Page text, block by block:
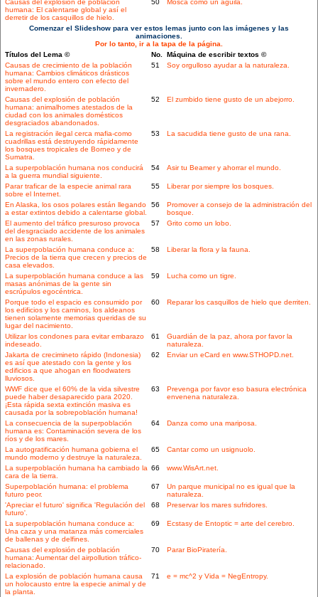
Causas del explosión de población
humana: El calentarse global y así el
derretir de los casquillos de hielo.
50 Mosca como un águila.
Comenzar el Slideshow para ver estos lemas junto con las imágenes y las
animaciones.
Por lo tanto, ir a la tapa de la página.
Títulos del Lema ©
No. Máquina de escribir textos ©
Causas de crecimiento de la población
humana: Cambios climáticos drásticos
sobre el mundo entero con efecto del
invernadero.
51 Soy orgulloso ayudar a la naturaleza.
Causas del explosión de población
humana: animalhomes atestados de la
ciudad con los animales domésticos
desgraciados abandonados.
52 El zumbido tiene gusto de un abejorro.
La registración ilegal cerca mafia-como
cuadrillas está destruyendo rápidamente
los bosques tropicales de Borneo y de
Sumatra.
53 La sacudida tiene gusto de una rana.
La superpoblación humana nos conducirá
a la guerra mundial siguiente.
54 Asir tu Beamer y ahorrar el mundo.
Parar traficar de la especie animal rara
sobre el Internet.
55 Liberar por siempre los bosques.
En Alaska, los osos polares están llegando
a estar extintos debido a calentarse global.
56
Promover a consejo de la administración del
bosque.
El aumento del tráfico presuroso provoca
del desgraciado accidente de los animales
en las zonas rurales.
57 Grito como un lobo.
La superpoblación humana conduce a:
Precios de la tierra que crecen y precios de
casa elevados.
58 Liberar la flora y la fauna.
La superpoblación humana conduce a las
masas anónimas de la gente sin
escrúpulos egocéntrica.
59 Lucha como un tigre.
Porque todo el espacio es consumido por
los edificios y los caminos, los aldeanos
tienen solamente memorias queridas de su
lugar del nacimiento.
60 Reparar los casquillos de hielo que derriten.
Utilizar los condones para evitar embarazo
indeseado.
61
Guardián de la paz, ahora por favor la
naturaleza.
Jakarta de crecimineto rápido (Indonesia)
es así que atestado con la gente y los
edificios a que ahogan en floodwaters
lluviosos.
62 Enviar un eCard en www.STHOPD.net.
WWF dice que el 60% de la vida silvestre
puede haber desaparecido para 2020.
¡Esta rápida sexta extinción masiva es
causada por la sobrepoblación humana!
63
Prevenga por favor eso basura electrónica
envenena naturaleza.
La consecuencia de la superpoblación
humana es: Contaminación severa de los
ríos y de los mares.
64 Danza como una mariposa.
La autogratificación humana gobierna el
mundo moderno y destruye la naturaleza.
65 Cantar como un usignuolo.
La superpoblación humana ha cambiado la
cara de la tierra.
66 www.WisArt.net.
Superpoblación humana: el problema
futuro peor.
67
Un parque municipal no es igual que la
naturaleza.
'Apreciar el futuro' significa 'Regulación del
futuro'.
68 Preservar los mares sufridores.
La superpoblación humana conduce a:
Una caza y una matanza más comerciales
de ballenas y de delfines.
69 Ecstasy de Entoptic = arte del cerebro.
Causas del explosión de población
humana: Aumentar del airpollution tráfico-
relacionado.
70 Parar BioPiratería.
La explosión de población humana causa
un holocausto entre la especie animal y de
la planta.
71 e = mc^2 y Vida = NegEntropy.